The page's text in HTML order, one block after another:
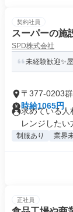
契約社員
スーパーの施
SPD株式会社
未経験歓迎✨
〒377-0203
時給1065円
求めている
レンジしたい
制服あり 業界
正社員